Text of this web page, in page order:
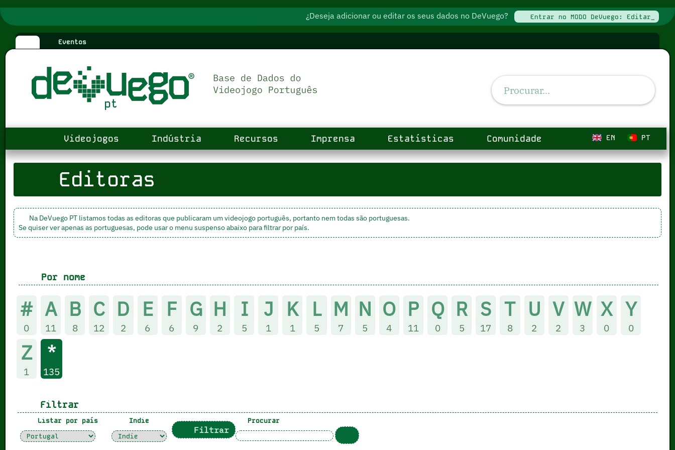
¿Deseja adicionar ou editar os seus dados no DeVuego? Entrar no MODO DeVuego: Editar_
Eventos
Videojogos Indústria Recursos Imprensa Estatísticas Comunidade PT
EN
Editoras
Na DeVuego PT listamos todas as editoras que publicaram um videojogo português, portanto nem todas são portuguesas.
Se quiser ver apenas as portuguesas, pode usar o menu suspenso abaixo para filtrar por país.
Por nome
#
0
A
11
B
8
C
12
D
2
E
6
F
6
G
9
H
2
I
5
J
1
K
1
L
5
M
7
N
5
O
4
P
11
Q
0
R
5
S
17
T
8
U
2
V
2
W
3
X
0
Y
0
Z
1
*
135
Filtrar
Listar por país Indie
Filtrar
Procurar